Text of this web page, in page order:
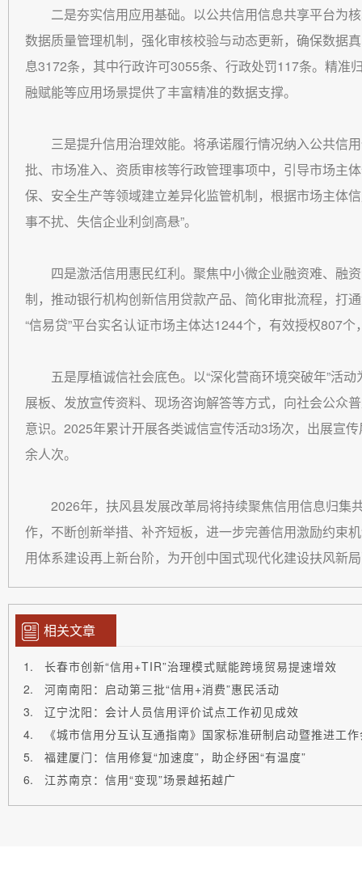
二是夯实信用应用基础。以公共信用信息共享平台为
数据质量管理机制，强化审核校验与动态更新，确保数据
息3172条，其中行政许可3055条、行政处罚117条。精准
融赋能等应用场景提供了丰富精准的数据支撑。
三是提升信用治理效能。将承诺履行情况纳入公共信
批、市场准入、资质审核等行政管理事项中，引导市场主
保、安全生产等领域建立差异化监管机制，根据市场主体
事不扰、失信企业利剑高悬”。
四是激活信用惠民红利。聚焦中小微企业融资难、融
制，推动银行机构创新信用贷款产品、简化审批流程，打
“信易贷”平台实名认证市场主体达1244个，有效授权807
五是厚植诚信社会底色。以“深化营商环境突破年”活
展板、发放宣传资料、现场咨询解答等方式，向社会公众
意识。2025年累计开展各类诚信宣传活动3场次，出展宣
余人次。
2026年，扶风县发展改革局将持续聚焦信用信息归集
作，不断创新举措、补齐短板，进一步完善信用激励约束
用体系建设再上新台阶，为开创中国式现代化建设扶风新
相关文章
长春市创新“信用+TIR”治理模式赋能跨境贸易提速增效
河南南阳：启动第三批“信用+消费”惠民活动
辽宁沈阳：会计人员信用评价试点工作初见成效
《城市信用分互认互通指南》国家标准研制启动暨推进工
福建厦门：信用修复“加速度”，助企纾困“有温度”
江苏南京：信用“变现”场景越拓越广